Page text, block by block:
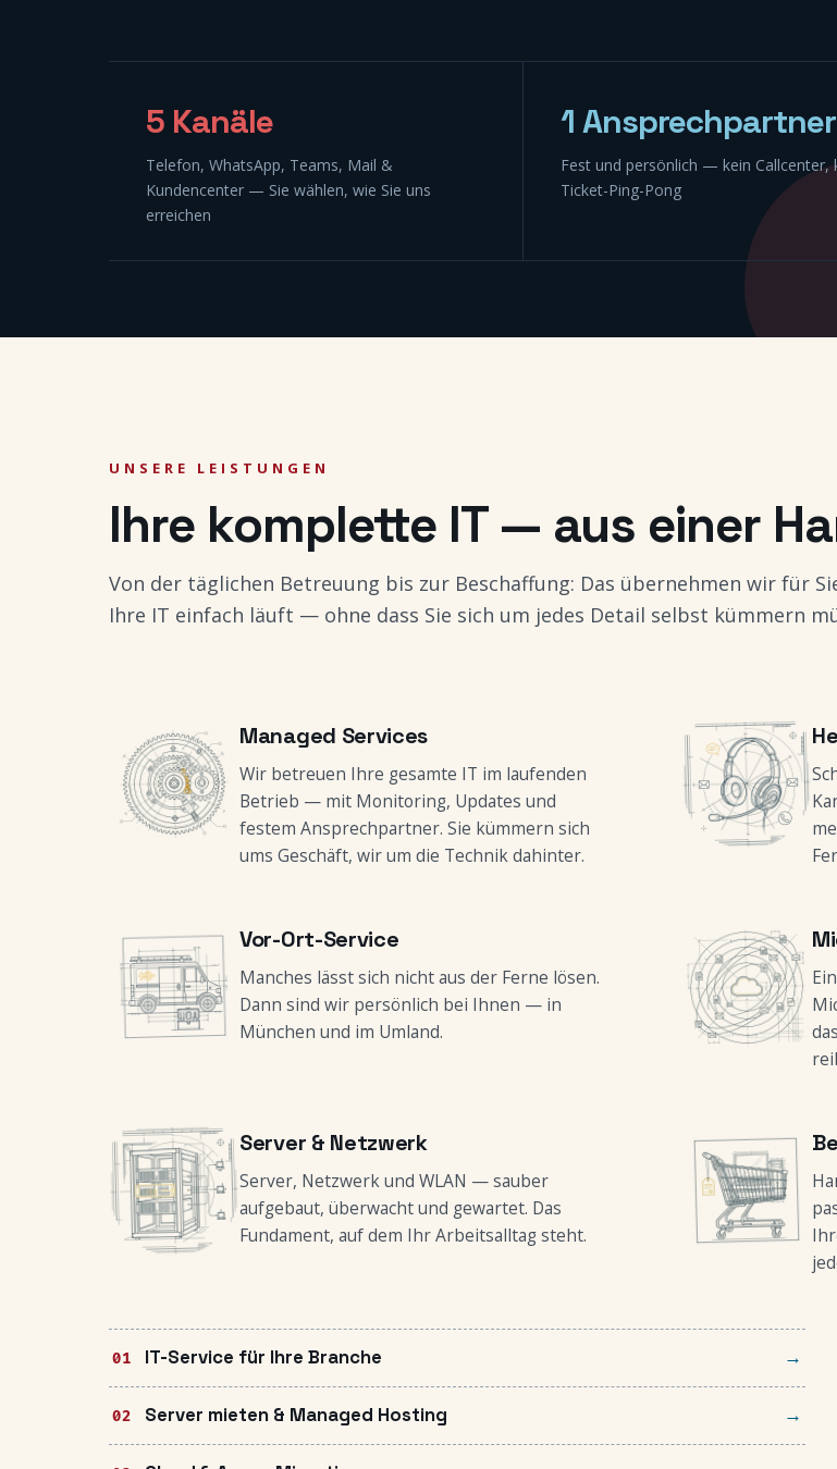
5 Kanäle
Telefon, WhatsApp, Teams, Mail &
Kundencenter — Sie wählen, wie Sie uns
erreichen
1 Ansprechpartner
Fest und persönlich — kein Callcenter,
Ticket-Ping-Pong
UNSERE LEISTUNGEN
Ihre komplette IT — aus einer
Von der täglichen Betreuung bis zur Beschaffung: Das übernehmen wir für
Ihre IT einfach läuft — ohne dass Sie sich um jedes Detail selbst kümmern
Managed Services
Wir betreuen Ihre gesamte IT im laufenden
Betrieb — mit Monitoring, Updates und
festem Ansprechpartner. Sie kümmern sich
ums Geschäft, wir um die Technik dahinter.
Vor-Ort-Service
Manches lässt sich nicht aus der Ferne lösen.
Dann sind wir persönlich bei Ihnen — in
München und im Umland.
Server & Netzwerk
Server, Netzwerk und WLAN — sauber
aufgebaut, überwacht und gewartet. Das
Fundament, auf dem Ihr Arbeitsalltag steht.
IT-Service für Ihre Branche
Server mieten & Managed Hosting